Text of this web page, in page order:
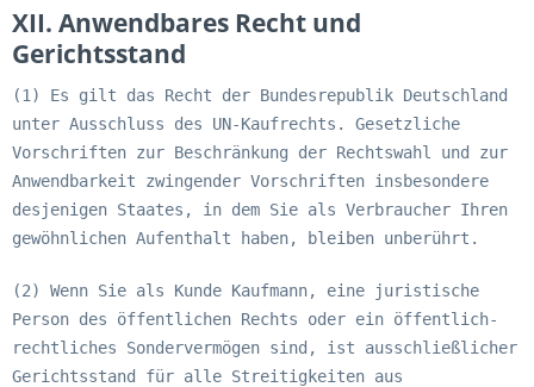
XII. Anwendbares Recht und
Gerichtsstand
(1) Es gilt das Recht der Bundesrepublik Deutschland
unter Ausschluss des UN-Kaufrechts. Gesetzliche
Vorschriften zur Beschränkung der Rechtswahl und zur
Anwendbarkeit zwingender Vorschriften insbesondere
desjenigen Staates, in dem Sie als Verbraucher Ihren
gewöhnlichen Aufenthalt haben, bleiben unberührt.
(2) Wenn Sie als Kunde Kaufmann, eine juristische
Person des öffentlichen Rechts oder ein öffentlich-
rechtliches Sondervermögen sind, ist ausschließlicher
Gerichtsstand für alle Streitigkeiten aus